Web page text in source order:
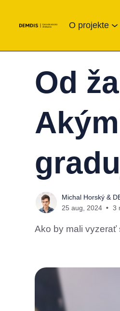
O projekte
Od
Michal Horský &
25 aug, 2024
3
Ako by mali vyzerať